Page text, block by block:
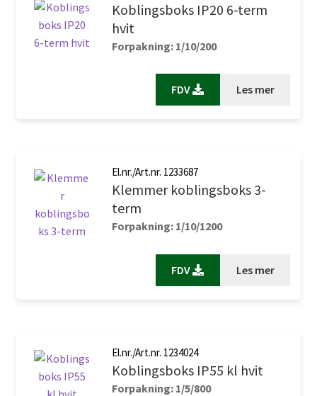
Koblingsboks IP20 6-term
hvit
Forpakning: 1/10/200
FDV Les mer
El.nr./Art.nr. 1233687
Klemmer koblingsboks 3-
term
Forpakning: 1/10/1200
FDV Les mer
El.nr./Art.nr. 1234024
Koblingsboks IP55 kl hvit
Forpakning: 1/5/800